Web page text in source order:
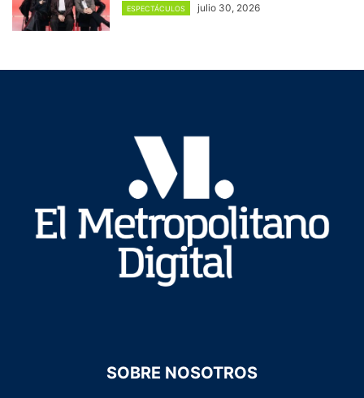
ESPECTÁCULOS julio 30, 2026
SOBRE NOSOTROS